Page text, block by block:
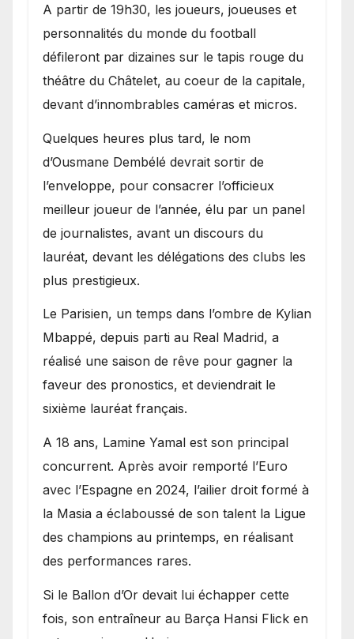
A partir de 19h30, les joueurs, joueuses et
personnalités du monde du football
défileront par dizaines sur le tapis rouge du
théâtre du Châtelet, au coeur de la capitale,
devant d’innombrables caméras et micros.
Quelques heures plus tard, le nom
d’Ousmane Dembélé devrait sortir de
l’enveloppe, pour consacrer l’officieux
meilleur joueur de l’année, élu par un panel
de journalistes, avant un discours du
lauréat, devant les délégations des clubs les
plus prestigieux.
Le Parisien, un temps dans l’ombre de Kylian
Mbappé, depuis parti au Real Madrid, a
réalisé une saison de rêve pour gagner la
faveur des pronostics, et deviendrait le
sixième lauréat français.
A 18 ans, Lamine Yamal est son principal
concurrent. Après avoir remporté l’Euro
avec l’Espagne en 2024, l’ailier droit formé à
la Masia a éclaboussé de son talent la Ligue
des champions au printemps, en réalisant
des performances rares.
Si le Ballon d’Or devait lui échapper cette
fois, son entraîneur au Barça Hansi Flick en